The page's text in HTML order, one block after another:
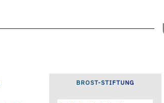
BROST-STIFTUNG